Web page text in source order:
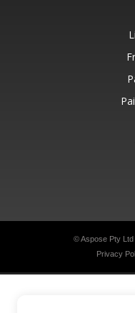
© Aspose Pty Ltd
Privacy